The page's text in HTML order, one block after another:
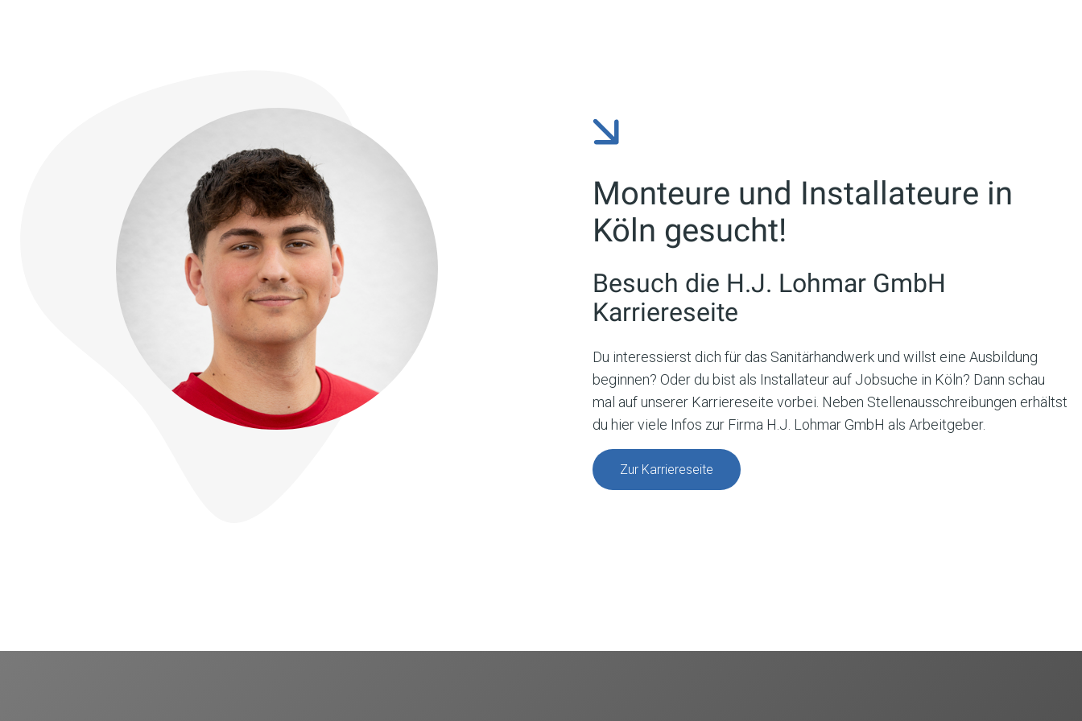
Monteure und Installateure in
Köln gesucht!
Besuch die H.J. Lohmar GmbH
Karriereseite
Du interessierst dich für das Sanitärhandwerk und willst eine Ausbildung
beginnen? Oder du bist als Installateur auf Jobsuche in Köln? Dann schau
mal auf unserer Karriereseite vorbei. Neben Stellenausschreibungen erhältst
du hier viele Infos zur Firma H.J. Lohmar GmbH als Arbeitgeber.
Zur Karriereseite